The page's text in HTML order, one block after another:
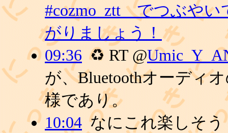
#cozmo_ztt でつぶやい
がりましょう！
09:36 ♻ RT @
が、Bluetoothオーディ
様であり。
10:04 なにこれ楽しそ